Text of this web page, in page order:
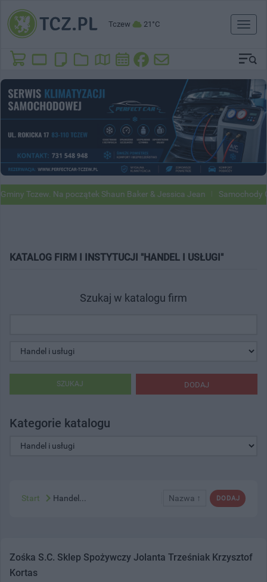
Tczew 21°C
Toggle
Tczew. Na początek Shaun Baker & Jessica Jean Samochody
KATALOG FIRM I INSTYTUCJI "HANDEL I USŁUGI"
Szukaj w katalogu firm
DODAJ
SZUKAJ
Kategorie katalogu
DODAJ
Nazwa ↑
Start Handel...
Zośka S.C. Sklep Spożywczy Jolanta Trześniak Krzysztof
Kortas